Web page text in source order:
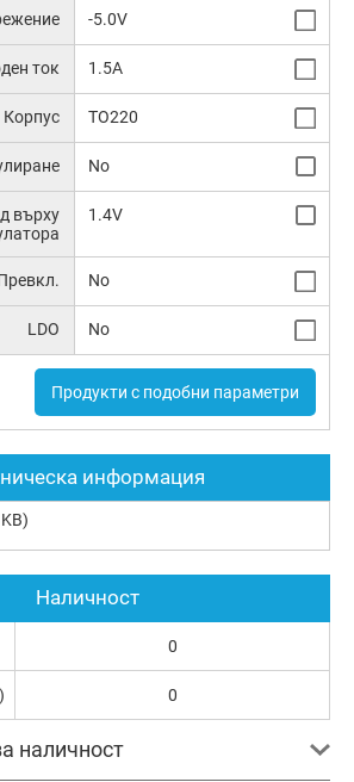
-5.0V
ток 1.5A
Корпус TO220
No
върху
1.4V
No
LDO No
Продукти с подобни параметри
информация
Наличност
0
0
наличност